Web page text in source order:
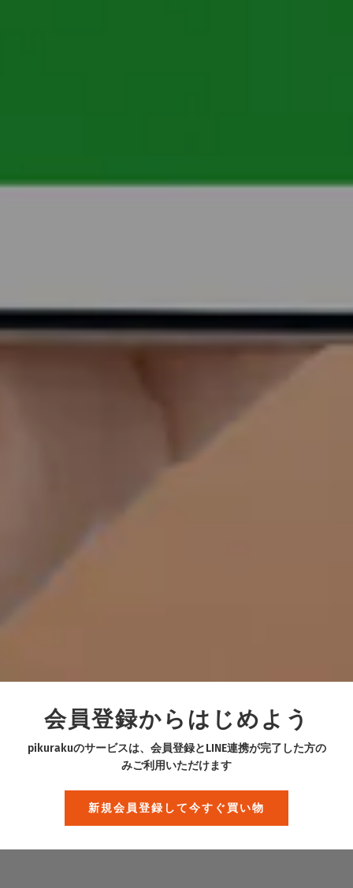
会員登録からはじめよう
pikurakuのサービスは、会員登録とLINE連携が完了した方の
みご利用いただけます
新規会員登録して今すぐ買い物